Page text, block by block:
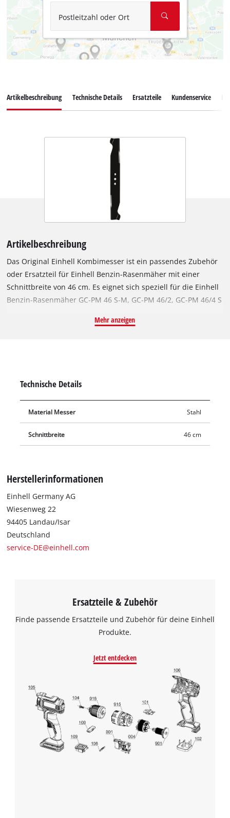
Postleitzahl oder Ort
Artikelbeschreibung Technische Details Ersatzteile Kundenservice
Artikelbeschreibung
Das Original Einhell Kombimesser ist ein passendes Zubehör
oder Ersatzteil für Einhell Benzin-Rasenmäher mit einer
Schnittbreite von 46 cm. Es eignet sich speziell für die Einhell
Benzin-Rasenmäher GC-PM 46 S-M, GC-PM 46/2, GC-PM 46/4 S
aus Stahl mit zwei präzisen, scharf geschliffenen Schneiden
Einhell Ersatzmesser ausgetauscht werden.
Mehr anzeigen
Technische Details
Material Messer Stahl
Schnittbreite 46 cm
Herstellerinformationen
Einhell Germany AG
Wiesenweg 22
94405 Landau/Isar
Deutschland
service-DE@einhell.com
Ersatzteile & Zubehör
Finde passende Ersatzteile und Zubehör für deine Einhell
Produkte.
Jetzt entdecken